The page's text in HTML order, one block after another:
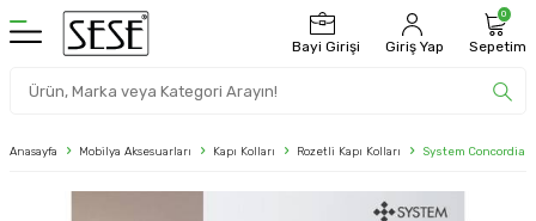
Bayi Girişi Giriş Yap
0
Sepetim
Anasayfa Mobilya Aksesuarları Kapı Kolları Rozetli Kapı Kolları System Concordia